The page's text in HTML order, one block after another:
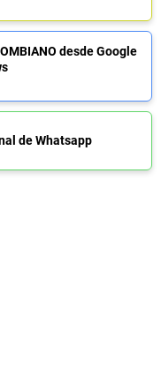
desde Google
de Whatsapp